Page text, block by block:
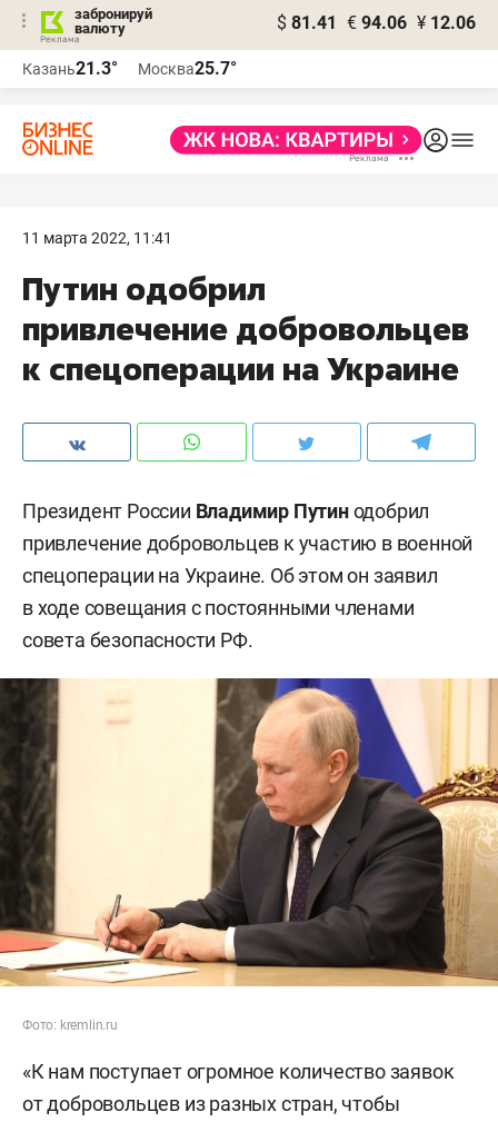
забронируй
валюту
$ 81.41 € 94.06 ¥ 12.06
Казань21.3° Москва25.7°
11 марта 2022, 11:41
Путин одобрил
привлечение добровольцев
к спецоперации на Украине
Президент России Владимир Путинодобрил
привлечение добровольцев к участию в военной
спецоперации на Украине. Об этом он заявил
в ходе совещания с постоянными членами
совета безопасности РФ.
Фото: kremlin.ru
«К нам поступает огромное количество заявок
от добровольцев из разных стран, чтобы